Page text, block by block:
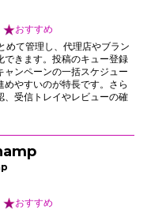
おすすめ
めて管理し、代理店やブラン
できます。投稿のキュー登録
ンペーンの一括スケジュー
やすいのが特長です。さら
、受信トレイやレビューの確
ントロール、各種連携機能
ます。
おすすめ